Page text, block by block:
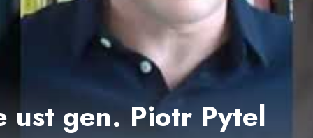
ust gen. Piotr Pytel